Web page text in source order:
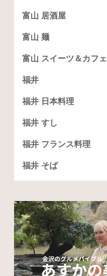
富山 居酒屋
富山 麺
富山 スイーツ＆カフェ
福井
福井 日本料理
福井 すし
福井 フランス料理
福井 そば